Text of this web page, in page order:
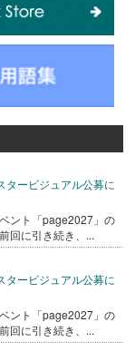
ービジュアル公募に
ント「page2027」の
回に引き続き、...
ービジュアル公募に
ント「page2027」の
回に引き続き、...